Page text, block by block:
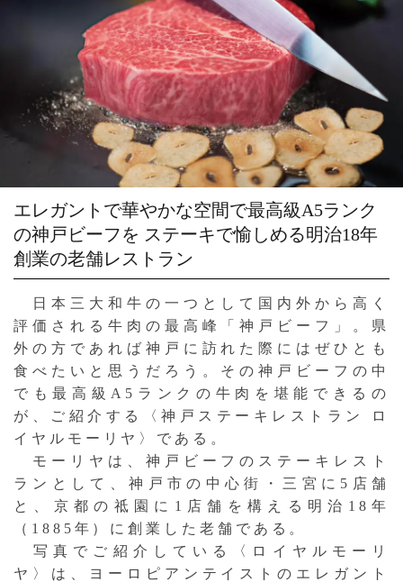
エレガントで華やかな空間で最高級A5ランク
の神戸ビーフを ステーキで愉しめる明治18年
創業の老舗レストラン
日本三大和牛の一つとして国内外から高く
評価される牛肉の最高峰「神戸ビーフ」。県
外の方であれば神戸に訪れた際にはぜひとも
食べたいと思うだろう。その神戸ビーフの中
でも最高級A5ランクの牛肉を堪能できるの
が、ご紹介する〈神戸ステーキレストラン ロ
イヤルモーリヤ〉である。
モーリヤは、神戸ビーフのステーキレスト
ランとして、神戸市の中心街・三宮に5店舗
と、京都の祗園に1店舗を構える明治18年
（1885年）に創業した老舗である。
写真でご紹介している〈ロイヤルモーリ
ヤ〉は、ヨーロピアンテイストのエレガント